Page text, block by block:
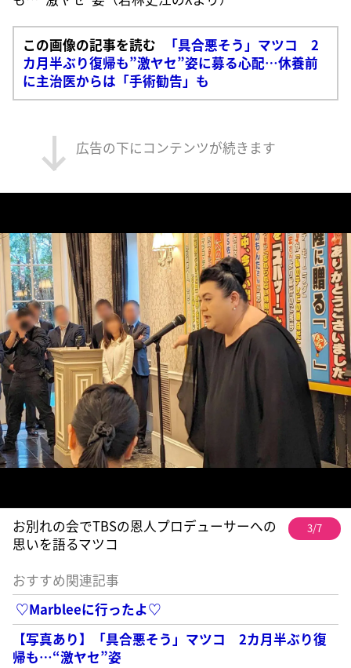
この画像の記事を読む
「具合悪そう」マツコ 2
カ月半ぶり復帰も”激ヤセ”姿に募る心配…休養前
に主治医からは「手術勧告」も
広告の下にコンテンツが続きます
お別れの会でTBSの恩人プロデューサーへの
思いを語るマツコ
3/7
おすすめ関連記事
♡Marbleeに行ったよ♡
【写真あり】「具合悪そう」マツコ 2カ月半ぶり復
帰も…“激ヤセ”姿